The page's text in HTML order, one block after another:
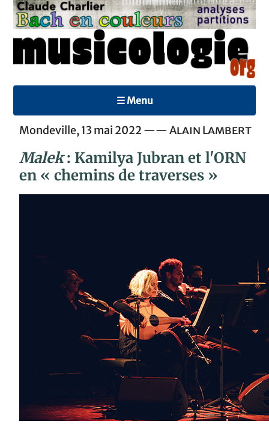
☰ Menu
Mondeville, 13 mai 2022 ——Alain Lambert
Malek: Kamilya Jubran et l'ORN
en « chemins de traverses »